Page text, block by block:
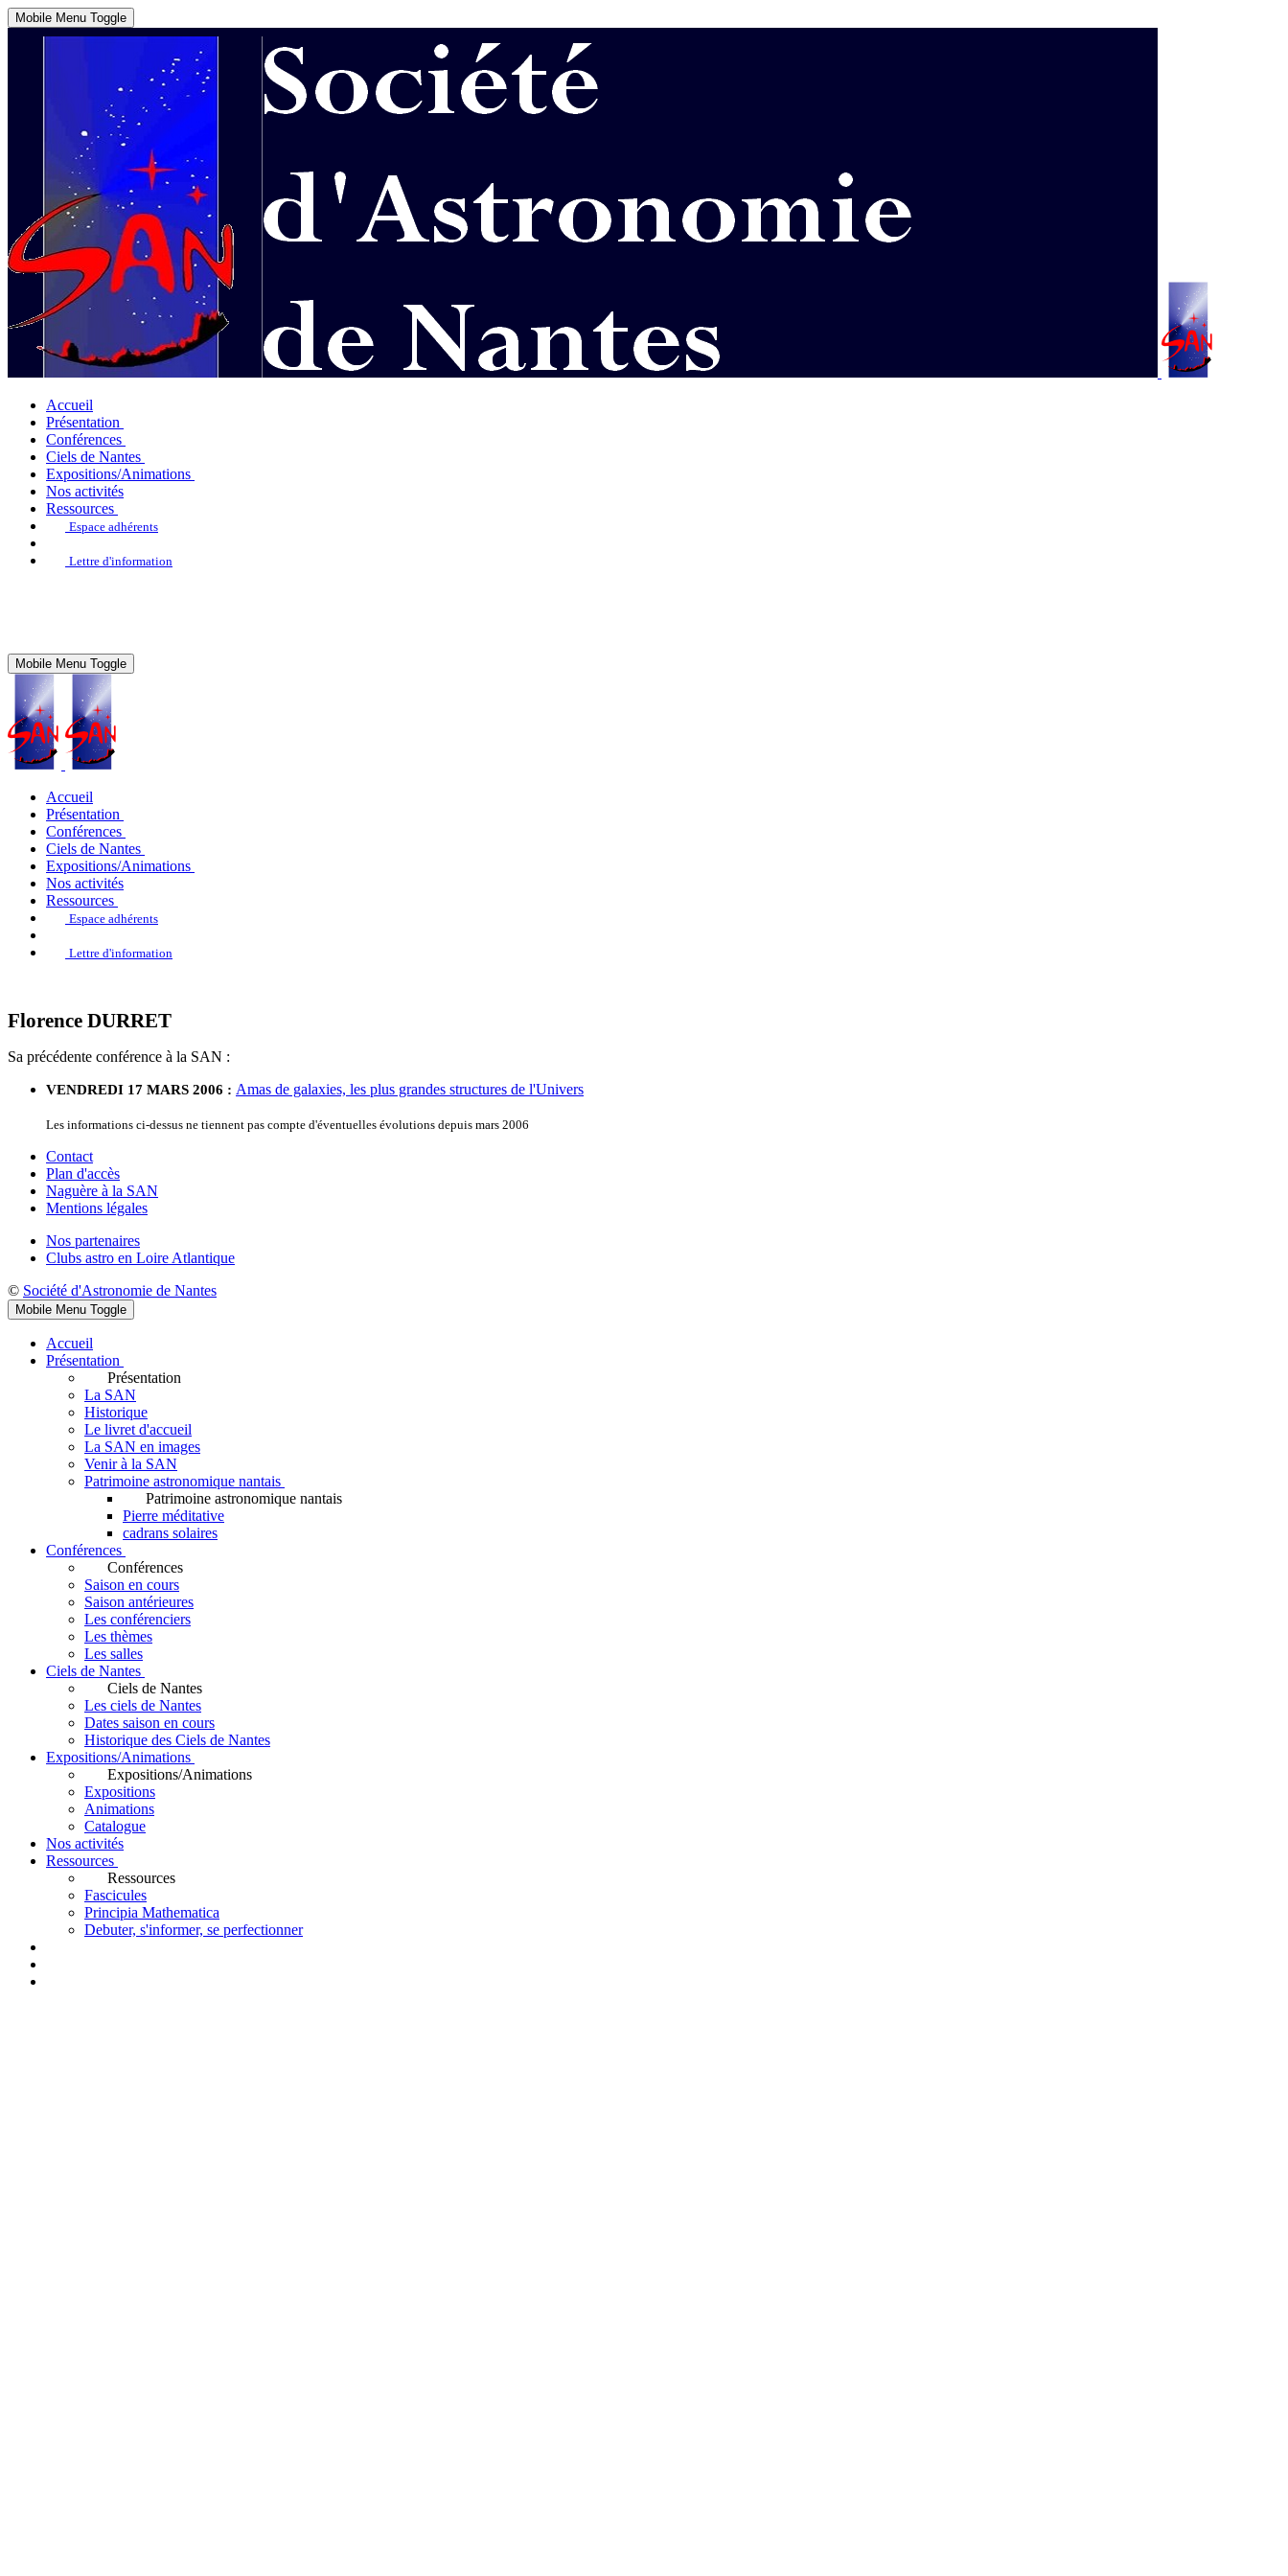
Mobile Menu Toggle
Accueil
Présentation
Conférences
Ciels de Nantes
Expositions/Animations
Nos activités
Ressources
Espace adhérents
Lettre d'information
Mobile Menu Toggle
Accueil
Présentation
Conférences
Ciels de Nantes
Expositions/Animations
Nos activités
Ressources
Espace adhérents
Lettre d'information
Florence DURRET
Sa précédente conférence à la SAN :
VENDREDI 17 MARS 2006 : Amas de galaxies, les plus grandes structures de l'Univers
Les informations ci-dessus ne tiennent pas compte d'éventuelles évolutions depuis mars 2006
Contact
Plan d'accès
Naguère à la SAN
Mentions légales
Nos partenaires
Clubs astro en Loire Atlantique
© Société d'Astronomie de Nantes
Mobile Menu Toggle
Accueil
Présentation
Présentation
La SAN
Historique
Le livret d'accueil
La SAN en images
Venir à la SAN
Patrimoine astronomique nantais
Patrimoine astronomique nantais
Pierre méditative
cadrans solaires
Conférences
Conférences
Saison en cours
Saison antérieures
Les conférenciers
Les thèmes
Les salles
Ciels de Nantes
Ciels de Nantes
Les ciels de Nantes
Dates saison en cours
Historique des Ciels de Nantes
Expositions/Animations
Expositions/Animations
Expositions
Animations
Catalogue
Nos activités
Ressources
Ressources
Fascicules
Principia Mathematica
Debuter, s'informer, se perfectionner